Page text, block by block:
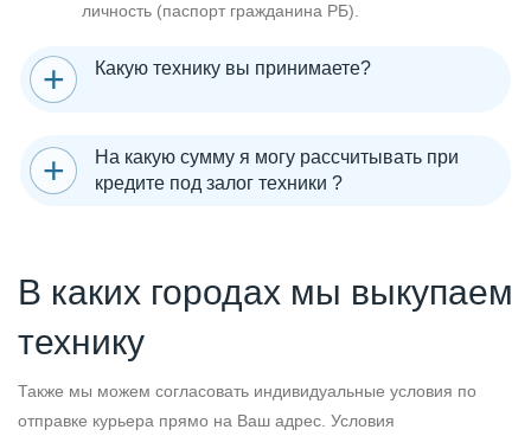
личность (паспорт гражданина РБ).
Какую технику вы принимаете?
На какую сумму я могу рассчитывать при
кредите под залог техники ?
В каких городах мы выкупаем
технику
Также мы можем согласовать индивидуальные условия по
отправке курьера прямо на Ваш адрес. Условия